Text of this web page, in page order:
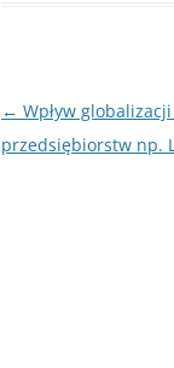
Nawigacja
wpisu
← Wpływ
przedsiębiorstw np.